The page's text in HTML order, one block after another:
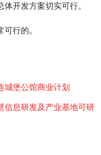
开发方案切实可行。
行的。
城堡公馆商业计划
信息研发及产业基地可研